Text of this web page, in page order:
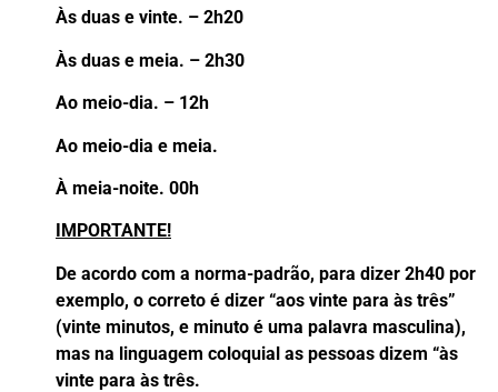
Às duas e vinte. – 2h20
Às duas e meia. – 2h30
Ao meio-dia. – 12h
Ao meio-dia e meia.
À meia-noite. 00h
IMPORTANTE!
De acordo com a norma-padrão, para dizer 2h40 por
exemplo, o correto é dizer “aos vinte para às três”
(vinte minutos, e minuto é uma palavra masculina),
mas na linguagem coloquial as pessoas dizem “às
vinte para às três.